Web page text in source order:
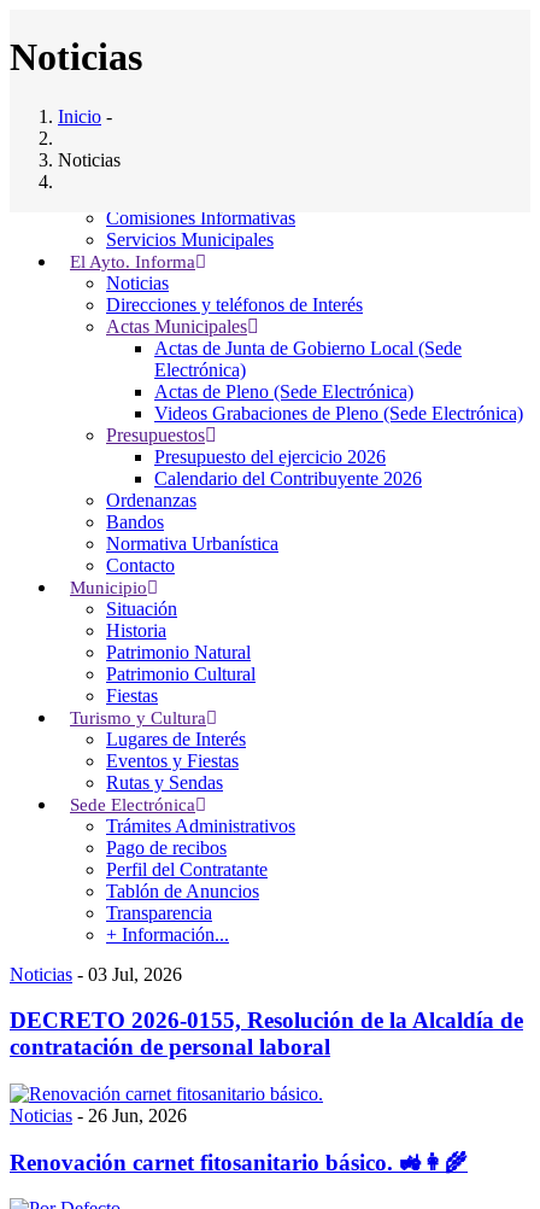
al
contenido
Main
navigation
Inicio
Ayuntamiento
Saludo al Alcalde
Comisiones Informativas
Servicios Municipales
El Ayto. Informa
Noticias
Direcciones y teléfonos de Interés
Actas Municipales
Actas de Junta de Gobierno Local (Sede
Electrónica)
Actas de Pleno (Sede Electrónica)
Videos Grabaciones de Pleno (Sede Electrónica)
Presupuestos
Presupuesto del ejercicio 2026
Calendario del Contribuyente 2026
Ordenanzas
Bandos
Normativa Urbanística
Contacto
Municipio
Situación
Historia
Patrimonio Natural
Patrimonio Cultural
Fiestas
Turismo y Cultura
Lugares de Interés
Eventos y Fiestas
Rutas y Sendas
Sede Electrónica
Trámites Administrativos
Pago de recibos
Perfil del Contratante
Tablón de Anuncios
Transparencia
+ Información...
Noticias
Inicio -
Noticias
05 Aug, 2026
DECRETO 2026-0178, Resolución de Alcaldía de
contratación personal laboral fijo
30 Jul, 2026
🏄‍♀️Albergue MAX de surf 2026🏄
30 Jul, 2026
La Administración Cerca De Ti
24 Jul, 2026
💥San Mamés 2026💥
16 Jul, 2026
BANDO, festividad de Santa Marina
03 Jul, 2026
Santa Marina 2026🎊
Noticias - 03 Jul, 2026
DECRETO 2026-0155, Resolución de la Alcaldía de
contratación de personal laboral
Noticias - 26 Jun, 2026
Renovación carnet fitosanitario básico. 🚜👩‍🌾